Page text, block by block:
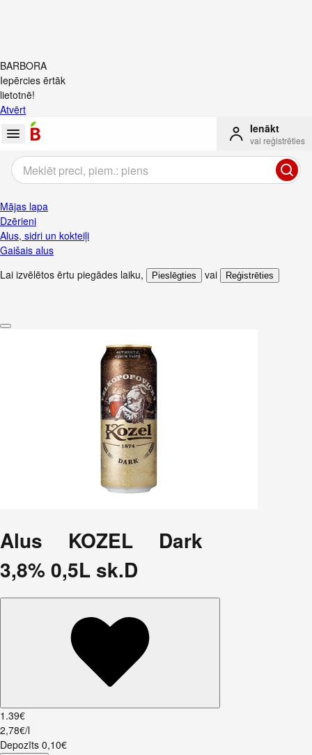
BARBORA
Iepērcies ērtāk
lietotnē!
Atvērt
Ienākt
vai reģistrēties
Mājas lapa
Dzērieni
Alus, sidri un kokteiļi
Gaišais alus
Lai izvēlētos ērtu piegādes laiku, Pieslēgties vai Reģistrēties
Alus KOZEL Dark
3,8% 0,5L sk.D
1 .39€
2,78€/l
Depozīts 0,10€